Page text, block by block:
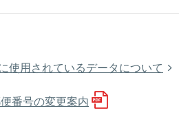
使用されているデータについて
番号の変更案内